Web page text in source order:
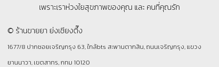
เพราะเราห่วงใยสุขภาพของคุณ และ คนที่คุณรัก
© ร้านขายยา ย่งเชียงตึ๊ง
1677/8 ปากซอยเจริญกรุง 63, ใกล้bts สะพานตากสิน, ถนนเจริญกรุง, แขวง
ยานนาวา, เขตสาทร, กทม 10120